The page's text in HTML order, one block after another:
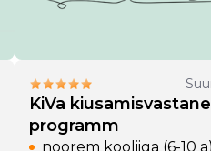
KiVa kiusamisvastane
programm
noorem kooliiga (6-10 a)